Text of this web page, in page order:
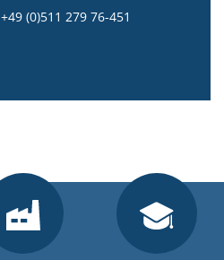
+49 (0)511 279 76-451